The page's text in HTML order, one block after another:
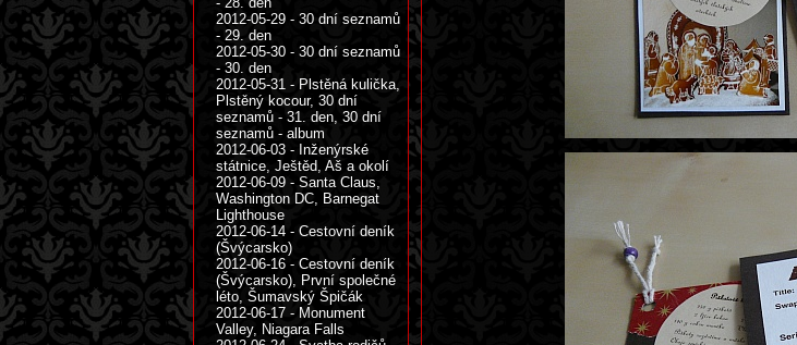
2012-05-29 - 30 dní seznamů
- 29. den
2012-05-30 - 30 dní seznamů
- 30. den
2012-05-31 - Plstěná kulička,
Plstěný kocour, 30 dní
seznamů - 31. den, 30 dní
seznamů - album
2012-06-03 - Inženýrské
státnice, Ještěd, Aš a okolí
2012-06-09 - Santa Claus,
Washington DC, Barnegat
Lighthouse
2012-06-14 - Cestovní deník
(Švýcarsko)
2012-06-16 - Cestovní deník
(Švýcarsko), První společné
léto, Šumavský Špičák
2012-06-17 - Monument
Valley, Niagara Falls